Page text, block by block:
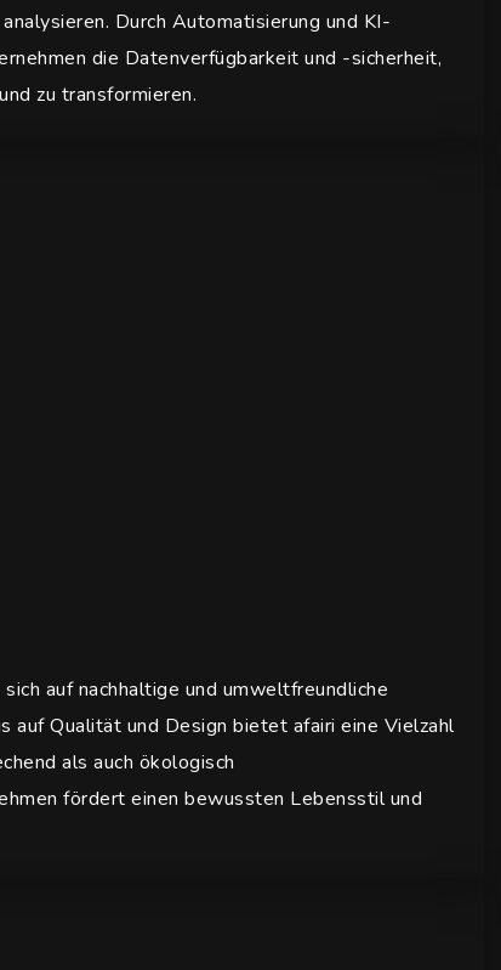
Durch Automatisierung und KI-
die Datenverfügbarkeit und -sicherheit,
zu transformieren.
auf nachhaltige und umweltfreundliche
auf Qualität und Design bietet afairi eine Vielzahl
als auch ökologisch
fördert einen bewussten Lebensstil und